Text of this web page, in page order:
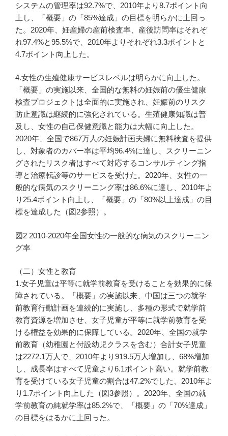
システムの管理率は92.7%で、2010年より8.7ポイント向
上し、「概要」の「85%達成」の目標を明らかに上回っ
た。2020年、妊産婦の産前検査率、産後訪問率はそれぞ
れ97.4%と95.5%で、2010年よりそれぞれ3.3ポイントと
4.7ポイント向上した。
4.女性の生殖健康サービスレベルは明らかに向上した。
「概要」の実施以来、全国的な無料の妊娠前の優生健康
検査プロジェクトは全面的に実施され、妊娠前のリスク
防止意識は継続的に強化されている。生殖健康知識は普
及し、女性の自己保健意識と能力は大幅に向上した。
2020年、全国で867万人の妊娠計画夫婦に無料検査を提供
し、対象者のカバー率は平均96.4%に達し、スクリーニン
グされたリスク者はすべて対応するコンサルティング指
導と治療転診等のサービスを受けた。2020年、女性の一
般的な病気のスクリーニング率は86.6%に達し、2010年よ
り25.4ポイント向上し、「概要」の「80%以上達成」の目
標を達成した（図2参照）。
図2 2010-2020年全国女性の一般的な病気のスクリーニン
グ率
（二）女性と教育
1.女子児童は平等に就学前教育を受けることを効果的に保
障されている。「概要」の実施以来、中国は三つの就学
前教育行動計画を連続的に実施し、多種の形式で就学前
教育資源を増加させ、女子児童が平等に就学前教育を受
ける権益を効果的に保障している。2020年、全国の就学
前教育（幼稚園と付設幼児クラスを含む）合計女子児童
は2272.1万人で、2010年より919.5万人増加し、68%増加
し、成長率はすべて児童より6.1ポイント高い。就学前教
育を受けている女子児童の割合は47.2%でした、2010年よ
り1.7ポイント向上した（図3参照）。2020年、全国の就
学前教育の純就学率は85.2%で、「概要」の「70%達成」
の目標をはるかに上回った。